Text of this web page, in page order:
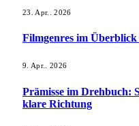
23. Apr.. 2026
Filmgenres im
9. Apr.. 2026
Prämisse im Drehbuch:
klare Richtung